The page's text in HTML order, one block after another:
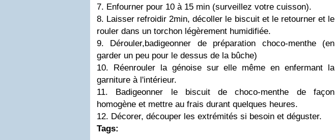
7. Enfourner pour 10 à 15 min (surveillez votre cuisson).
8. Laisser refroidir 2min, décoller le biscuit et le retourner et le
rouler dans un torchon légèrement humidifiée.
9. Dérouler,badigeonner de préparation choco-menthe (en
garder un peu pour le dessus de la bûche)
10. Réenrouler la génoise sur elle même en enfermant la
garniture à l'intérieur.
11. Badigeonner le biscuit de choco-menthe de façon
homogène et mettre au frais durant quelques heures.
12. Décorer, découper les extrémités si besoin et déguster.
Tags: